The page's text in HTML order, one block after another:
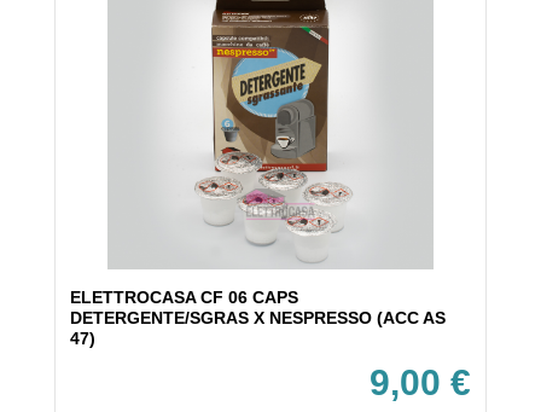
ELETTROCASA CF 06 CAPS
DETERGENTE/SGRAS X NESPRESSO (ACC AS
47)
9,00 €